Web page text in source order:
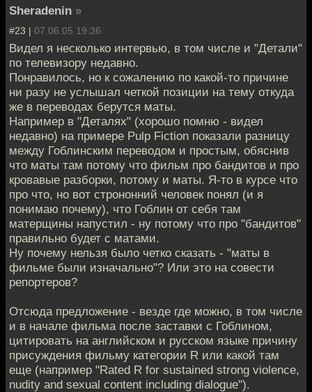
Sheradenin »
#23 | 07.06.05 19:36
Видел я несколько интервью, в том числе и "Детали"
по телевизору недавно.
Понравилось, но к сожалению по какой-то причине
ни разу не услышал четкой позиции на тему откуда
же в переводах берутся маты.
Например в "Деталях" (хорошо помню - видел
недавно) на примере Pulp Fiction показали разницу
между Гоблинским переводом и простым, обяснив
что маты там потому что фильм про бандитов и про
кровавые разборки, потому и маты. Я-то в курсе что
про что, но вот стрононний человек понял (и я
понимаю почему), что Гоблин от себя там
матерщины напустил - ну потому что про "бандитов"
правильно будет с матами.
Ну почему нельзя было четко сказать - "маты в
фильме были изначально"? Или это на совести
репортеров?
Отсюда предложение - везде где можно, в том числе
и в начале фильма после заставки с Гоблином,
цитировать на английском и русском языке причину
присуждения фильму категории R или какой там
еще (например "Rated R for sustained strong violence,
nudity and sexual content including dialogue").